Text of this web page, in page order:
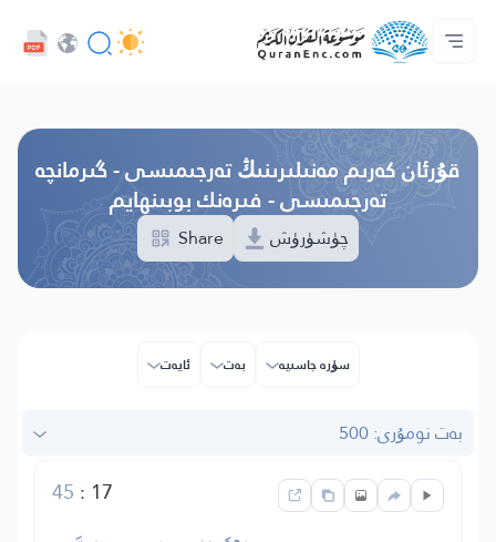
ئاساسى
تەرجىمىلەر مۇندەرىجىسى
Audio
كەسىپدارلار مۇلازىمىتى - API
پىلان ھەققىدە
بىز بىلەن ئالاقە قىلىڭ
تىل
قۇرئان كەرىم مەنىلىرىنىڭ تەرجىمىسى - گىرمانچە
تەرجىمىسى - فىرەنك بوبىنھايم
چۈشۈرۈش Share
سۈرە جاسىيە بەت ئايەت
بەت نومۇرى: 500
17
:
45